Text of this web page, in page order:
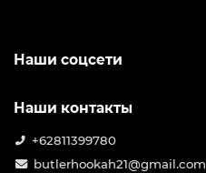
Наши соцсети
Наши контакты
+62811399780
butlerhookah21@gmail.com